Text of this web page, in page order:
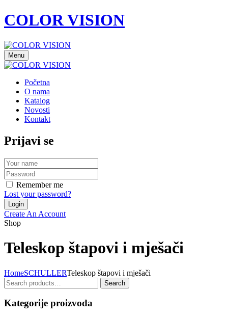
COLOR VISION
Menu
Početna
O nama
Katalog
Novosti
Kontakt
Prijavi se
Remember me
Lost your password?
Create An Account
Shop
Teleskop štapovi i mješači
HomeSCHULLERTeleskop štapovi i mješači
Search
for:
Search
Kategorije proizvoda